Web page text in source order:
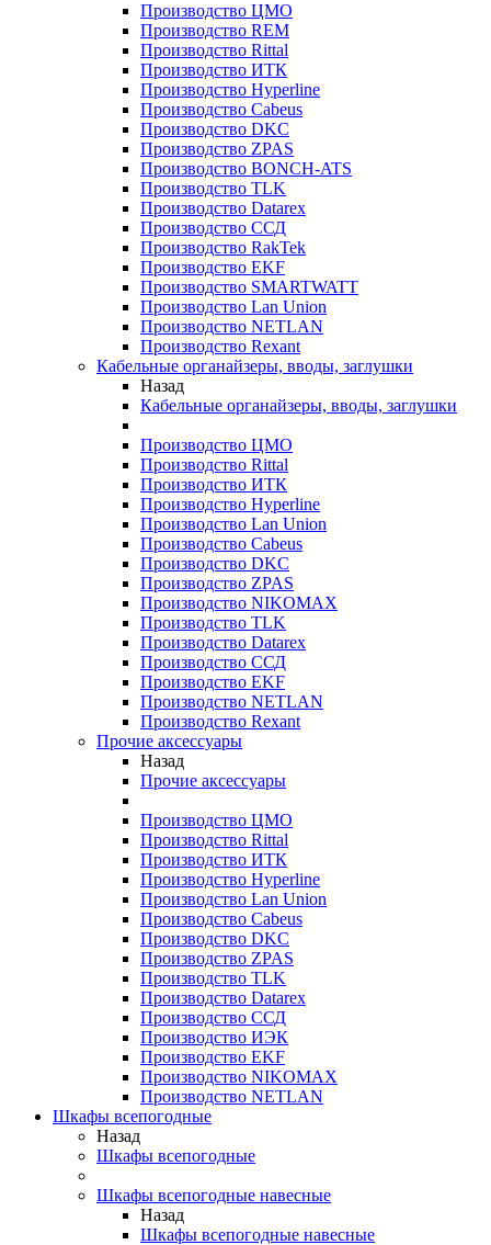
Производство ЦМО
Производство REM
Производство Rittal
Производство ИТК
Производство Hyperline
Производство Cabeus
Производство DKC
Производство ZPAS
Производство BONCH-ATS
Производство TLK
Производство Datarex
Производство ССД
Производство RakTek
Производство EKF
Производство SMARTWATT
Производство Lan Union
Производство NETLAN
Производство Rexant
Кабельные органайзеры, вводы, заглушки
Назад
Кабельные органайзеры, вводы, заглушки
Производство ЦМО
Производство Rittal
Производство ИТК
Производство Hyperline
Производство Lan Union
Производство Cabeus
Производство DKC
Производство ZPAS
Производство NIKOMAX
Производство TLK
Производство Datarex
Производство ССД
Производство EKF
Производство NETLAN
Производство Rexant
Прочие аксеcсуары
Назад
Прочие аксеcсуары
Производство ЦМО
Производство Rittal
Производство ИТК
Производство Hyperline
Производство Lan Union
Производство Cabeus
Производство DKC
Производство ZPAS
Производство TLK
Производство Datarex
Производство ССД
Производство ИЭК
Производство EKF
Производство NIKOMAX
Производство NETLAN
Шкафы всепогодные
Назад
Шкафы всепогодные
Шкафы всепогодные навесные
Назад
Шкафы всепогодные навесные